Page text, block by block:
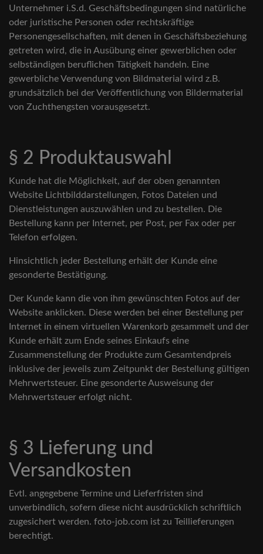
Unternehmer i.S.d. Geschäftsbedingungen sind natürliche
oder juristische Personen oder rechtskräftige
Personengesellschaften, mit denen in Geschäftsbeziehung
getreten wird, die in Ausübung einer gewerblichen oder
selbständigen beruflichen Tätigkeit handeln. Eine
gewerbliche Verwendung von Bildmaterial wird z.B.
grundsätzlich bei der Veröffentlichung von Bildermaterial
von Zuchthengsten vorausgesetzt.
§ 2 Produktauswahl
Kunde hat die Möglichkeit, auf der oben genannten
Website Lichtbilddarstellungen, Fotos Dateien und
Dienstleistungen auszuwählen und zu bestellen. Die
Bestellung kann per Internet, per Post, per Fax oder per
Telefon erfolgen.
Hinsichtlich jeder Bestellung erhält der Kunde eine
gesonderte Bestätigung.
Der Kunde kann die von ihm gewünschten Fotos auf der
Website anklicken. Diese werden bei einer Bestellung per
Internet in einem virtuellen Warenkorb gesammelt und der
Kunde erhält zum Ende seines Einkaufs eine
Zusammenstellung der Produkte zum Gesamtendpreis
inklusive der jeweils zum Zeitpunkt der Bestellung gültigen
Mehrwertsteuer. Eine gesonderte Ausweisung der
Mehrwertsteuer erfolgt nicht.
§ 3 Lieferung und
Versandkosten
Evtl. angegebene Termine und Lieferfristen sind
unverbindlich, sofern diese nicht ausdrücklich schriftlich
zugesichert werden. foto-job.com ist zu Teillieferungen
berechtigt.